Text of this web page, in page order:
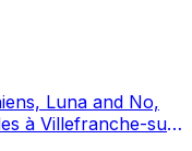
Luna and No,
à Villefranche-sur-